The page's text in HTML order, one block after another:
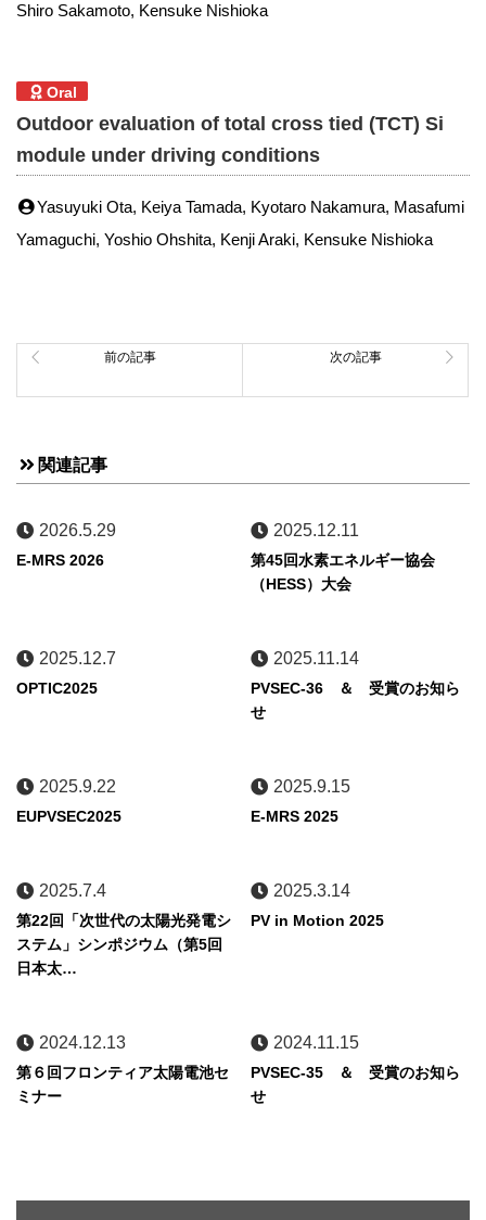
Shiro Sakamoto, Kensuke Nishioka
Oral
Outdoor evaluation of total cross tied (TCT) Si
module under driving conditions
Yasuyuki Ota, Keiya Tamada, Kyotaro Nakamura, Masafumi
Yamaguchi, Yoshio Ohshita, Kenji Araki, Kensuke Nishioka
前の記事 次の記事
関連記事
2026.5.29
E-MRS 2026
2025.12.11
第45回水素エネルギー協会
（HESS）大会
2025.12.7
OPTIC2025
2025.11.14
PVSEC-36 ＆ 受賞のお知ら
せ
2025.9.22
EUPVSEC2025
2025.9.15
E-MRS 2025
2025.7.4
第22回「次世代の太陽光発電シ
ステム」シンポジウム（第5回
日本太…
2025.3.14
PV in Motion 2025
2024.12.13
第６回フロンティア太陽電池セ
ミナー
2024.11.15
PVSEC-35 ＆ 受賞のお知ら
せ